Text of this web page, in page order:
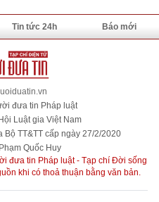
Tin tức 24h Báo mới
đưa tin Pháp luật
Luật gia Việt Nam
Bộ TT&TT cấp ngày 27/2/2020
Quốc Huy
đưa tin Pháp luật - Tạp chí Đời sống
khi có thoả thuận bằng văn bản.